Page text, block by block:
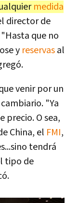
medida
director de
que no
y reservasal
venir por un
"Ya
precio. O sea,
China, el FMI,
tendrá
tipo de